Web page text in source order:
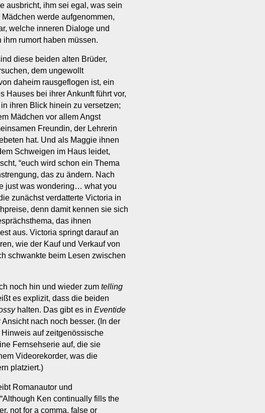
ausbricht, ihm sei egal, was sein
werde aufgenommen,
welche inneren Dialoge und
rumort haben müssen.
diese beiden alten Brüder,
dem ungewollt
daheim rausgeflogen ist, ein
Hauses bei ihrer Ankunft führt vor,
ihren Blick hinein zu versetzen;
Mädchen vor allem Angst
Freundin, der Lehrerin
hat. Und als Maggie ihnen
Schweigen im Haus leidet,
“euch wird schon ein Thema
das zu ändern. Nach
just was wondering… what you
zunächst verdatterte Victoria in
denn damit kennen sie sich
das ihnen
aus. Victoria springt darauf an
wie der Kauf und Verkauf von
schwankte beim Lesen zwischen
noch hin und wieder zum telling
es explizit, dass die beiden
halten. Das gibt es in Eventide
nach noch besser. (In der
auf zeitgenössische
Fernsehserie auf, die sie
Videorekorder, was die
platziert.)
Romanautor und
Ken continually fills the
not for a comma, false or